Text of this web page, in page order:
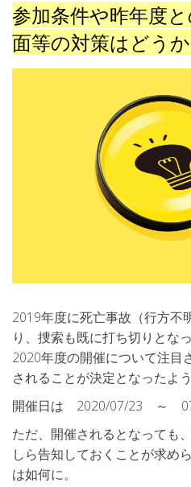
参加条件や昨年度
面等の対策はどうか
2019年度に死亡事故（行方不
り、捜索も既に打ち切りとな
2020年度の開催について注目
されることが決定となったよう
開催日は 2020/07/23 ～
ただ、開催されるとなっても
しら告知しておくことが求め
は如何に。